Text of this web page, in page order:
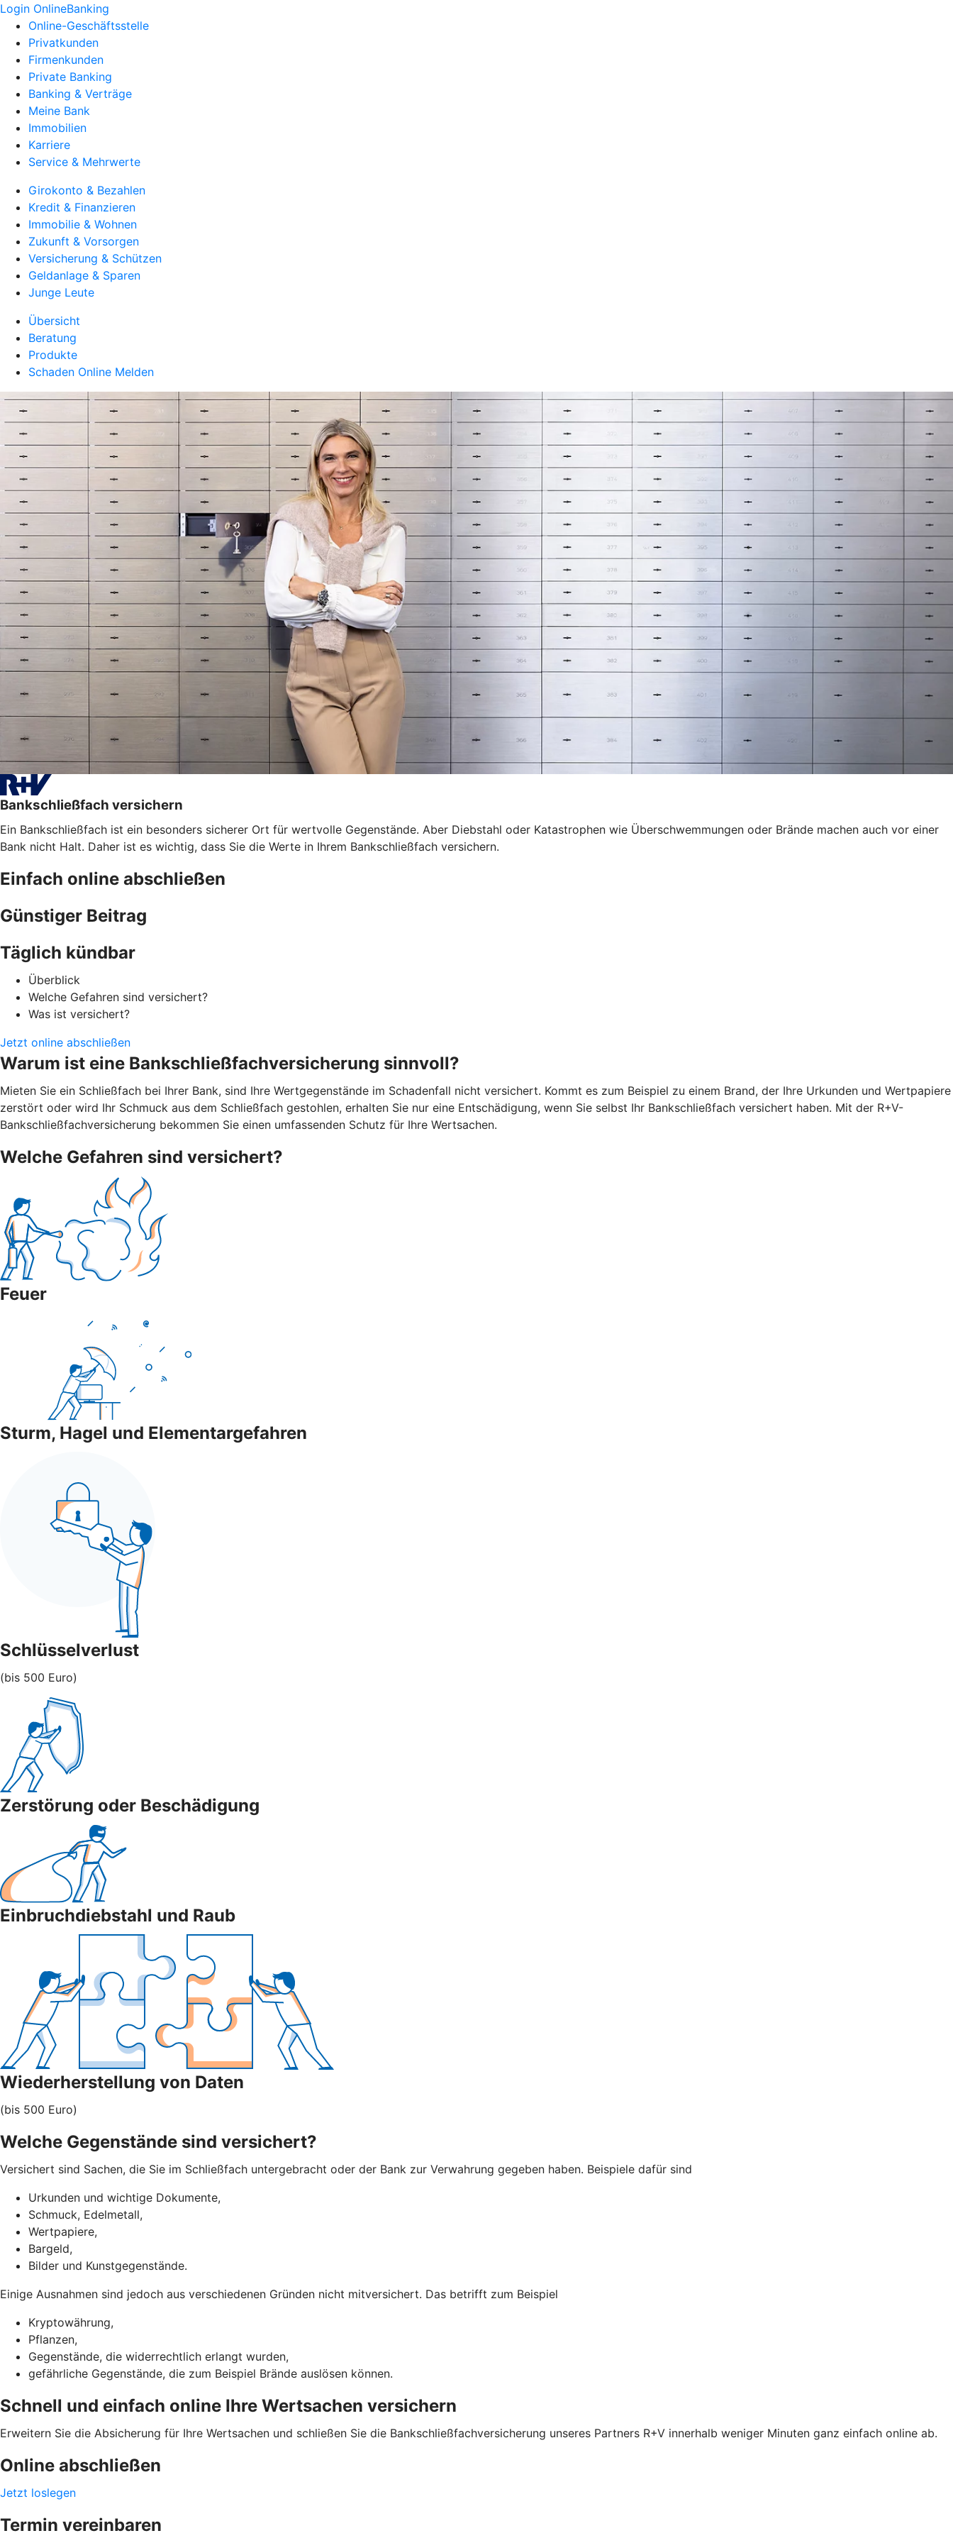
Login OnlineBanking
Online-Geschäftsstelle
Privatkunden
Firmenkunden
Private Banking
Banking & Verträge
Meine Bank
Immobilien
Karriere
Service & Mehrwerte
Girokonto & Bezahlen
Kredit & Finanzieren
Immobilie & Wohnen
Zukunft & Vorsorgen
Versicherung & Schützen
Geldanlage & Sparen
Junge Leute
Übersicht
Beratung
Produkte
Schaden Online Melden
Bankschließfach versichern
Ein Bankschließfach ist ein besonders sicherer Ort für wertvolle Gegenstände. Aber Diebstahl oder Katastrophen wie Überschwemmungen oder Brände machen auch vor einer
Bank nicht Halt. Daher ist es wichtig, dass Sie die Werte in Ihrem Bankschließfach versichern.
Einfach online abschließen
Günstiger Beitrag
Täglich kündbar
Überblick
Welche Gefahren sind versichert?
Was ist versichert?
Jetzt online abschließen
Warum ist eine Bankschließfachversicherung sinnvoll?
Mieten Sie ein Schließfach bei Ihrer Bank, sind Ihre Wertgegenstände im Schadenfall nicht versichert. Kommt es zum Beispiel zu einem Brand, der Ihre Urkunden und Wertpapiere
zerstört oder wird Ihr Schmuck aus dem Schließfach gestohlen, erhalten Sie nur eine Entschädigung, wenn Sie selbst Ihr Bankschließfach versichert haben. Mit der R+V-
Bankschließfachversicherung bekommen Sie einen umfassenden Schutz für Ihre Wertsachen.
Welche Gefahren sind versichert?
Feuer
Sturm, Hagel und Elementargefahren
Schlüsselverlust
(bis 500 Euro)
Zerstörung oder Beschädigung
Einbruchdiebstahl und Raub
Wiederherstellung von Daten
(bis 500 Euro)
Welche Gegenstände sind versichert?
Versichert sind Sachen, die Sie im Schließfach untergebracht oder der Bank zur Verwahrung gegeben haben. Beispiele dafür sind
Urkunden und wichtige Dokumente,
Schmuck, Edelmetall,
Wertpapiere,
Bargeld,
Bilder und Kunstgegenstände.
Einige Ausnahmen sind jedoch aus verschiedenen Gründen nicht mitversichert. Das betrifft zum Beispiel
Kryptowährung,
Pflanzen,
Gegenstände, die widerrechtlich erlangt wurden,
gefährliche Gegenstände, die zum Beispiel Brände auslösen können.
Schnell und einfach online Ihre Wertsachen versichern
Erweitern Sie die Absicherung für Ihre Wertsachen und schließen Sie die Bankschließfachversicherung unseres Partners R+V innerhalb weniger Minuten ganz einfach online ab.
Online abschließen
Jetzt loslegen
Termin vereinbaren